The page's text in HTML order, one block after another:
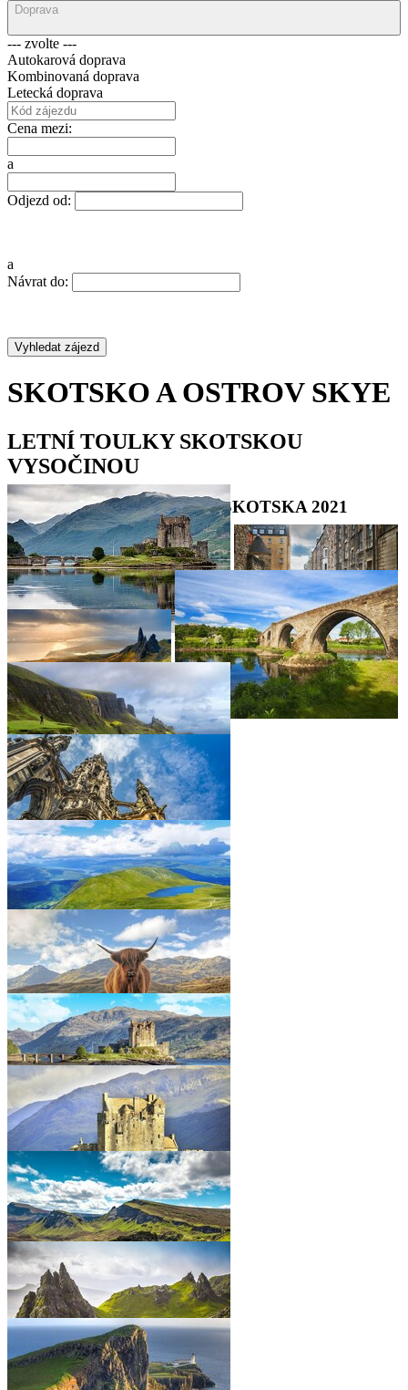
Doprava
--- zvolte ---
Autokarová doprava
Kombinovaná doprava
Letecká doprava
Cena mezi:
a
Odjezd od:
a
Návrat do:
SKOTSKO A OSTROV SKYE
LETNÍ TOULKY SKOTSKOU
VYSOČINOU
POZNÁVACÍ ZÁJEZD DO SKOTSKA 2021
•••••••••••••••••••